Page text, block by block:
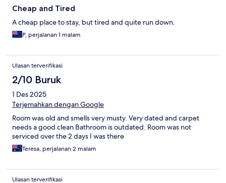
Cheap and Tired
A cheap place to stay, but tired and quite run down.
P, perjalanan 1 malam
Ulasan terverifikasi
2/10 Buruk
1 Des 2025
Terjemahkan dengan Google
Room was old and smells very musty. Very dated and carpet
needs a good clean Bathroom is outdated. Room was not
serviced over the 2 days I was there
Teresa, perjalanan 2 malam
Ulasan terverifikasi